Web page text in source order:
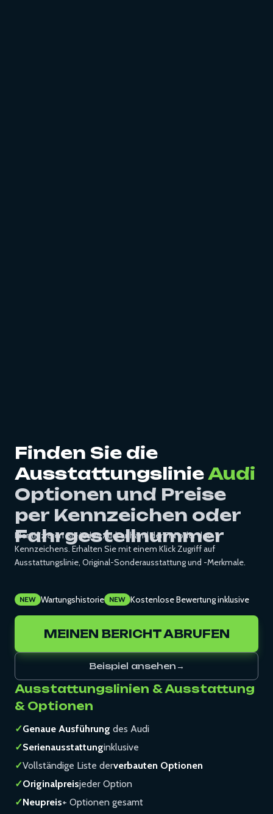
Finden Sie die
AusstattungslinieAudi
Optionen und Preise
per Kennzeichen oder
Fahrgestellnummer
Identifizieren Sie jeden Audi anhand der FIN oder des
Kennzeichens. Erhalten Sie mit einem Klick Zugriff auf
Ausstattungslinie, Original-Sonderausstattung und -Merkmale.
NEW Wartungshistorie NEW Kostenlose Bewertung inklusive
MEINEN BERICHT ABRUFEN
Beispiel ansehen→
Ausstattungslinien & Ausstattung
& Optionen
✓Genaue Ausführung des Audi
✓Serienausstattunginklusive
✓Vollständige Liste derverbauten Optionen
✓Originalpreisjeder Option
✓Neupreis+ Optionen gesamt